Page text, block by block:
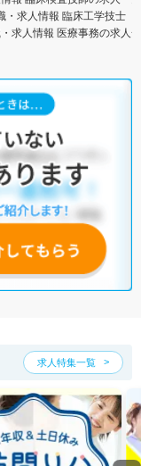
・求人情報 臨床工学技士（
求人情報 医療事務の求人
求人特集一覧